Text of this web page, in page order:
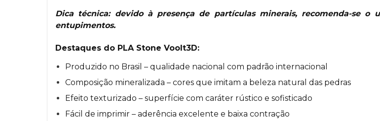
Dica técnica: devido à presença de partículas minerais, recomenda-se
entupimentos.
Destaques do PLA Stone Voolt3D:
Produzido no Brasil – qualidade nacional com padrão internacional
Composição mineralizada – cores que imitam a beleza natural das pedras
Efeito texturizado – superfície com caráter rústico e sofisticado
Fácil de imprimir – aderência excelente e baixa contração